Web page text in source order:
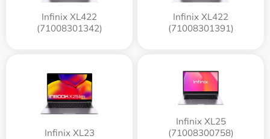
Infinix XL422
(71008301342)
Infinix XL422
(71008301391)
Infinix XL23
Infinix XL25
(71008300758)